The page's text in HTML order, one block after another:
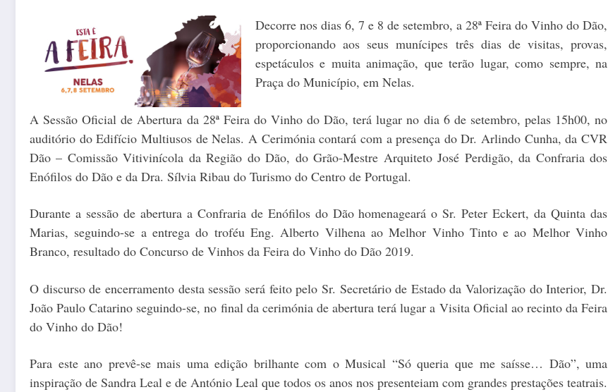
Decorre nos dias 6, 7 e 8 de setembro, a 28ª Feira do Vinho do Dão,
proporcionando aos seus munícipes três dias de visitas, provas,
espetáculos e muita animação, que terão lugar, como sempre, na
Praça do Município, em Nelas.
A Sessão Oficial de Abertura da 28ª Feira do Vinho do Dão, terá lugar no dia 6 de setembro, pelas 15h00, no
auditório do Edifício Multiusos de Nelas. A Cerimónia contará com a presença do Dr. Arlindo Cunha, da CVR
Dão – Comissão Vitivinícola da Região do Dão, do Grão-Mestre Arquiteto José Perdigão, da Confraria dos
Enófilos do Dão e da Dra. Sílvia Ribau do Turismo do Centro de Portugal.
Durante a sessão de abertura a Confraria de Enófilos do Dão homenageará o Sr. Peter Eckert, da Quinta das
Marias, seguindo-se a entrega do troféu Eng. Alberto Vilhena ao Melhor Vinho Tinto e ao Melhor Vinho
Branco, resultado do Concurso de Vinhos da Feira do Vinho do Dão 2019.
O discurso de encerramento desta sessão será feito pelo Sr. Secretário de Estado da Valorização do Interior, Dr.
João Paulo Catarino seguindo-se, no final da cerimónia de abertura terá lugar a Visita Oficial ao recinto da Feira
do Vinho do Dão!
Para este ano prevê-se mais uma edição brilhante com o Musical “Só queria que me saísse… Dão”, uma
inspiração de Sandra Leal e de António Leal que todos os anos nos presenteiam com grandes prestações teatrais.